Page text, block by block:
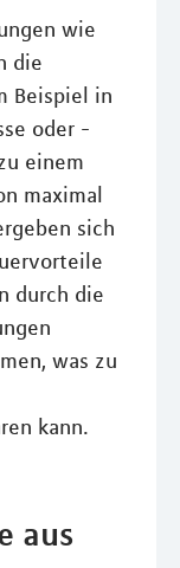
wie
die
Beispiel in
oder -
einem
maximal
sich
durch die
was zu
kann.
aus